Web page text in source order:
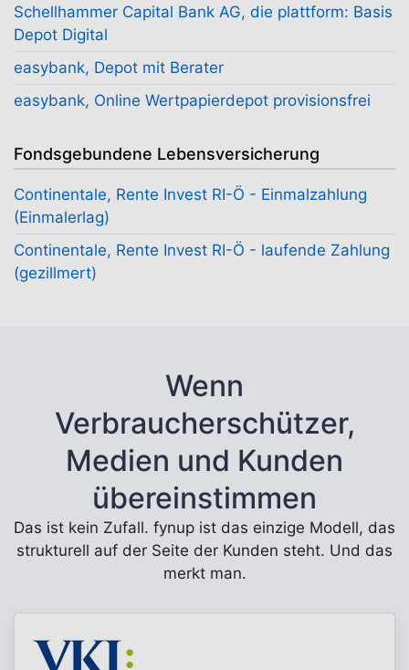
Schellhammer Capital Bank AG, die plattform: Basis
Depot Digital
easybank, Depot mit Berater
easybank, Online Wertpapierdepot provisionsfrei
Fondsgebundene Lebensversicherung
Continentale, Rente Invest RI-Ö - Einmalzahlung
(Einmalerlag)
Continentale, Rente Invest RI-Ö - laufende Zahlung
(gezillmert)
Wenn
Verbraucherschützer,
Medien und Kunden
übereinstimmen
Das ist kein Zufall. fynup ist das einzige Modell, das
strukturell auf der Seite der Kunden steht. Und das
merkt man.